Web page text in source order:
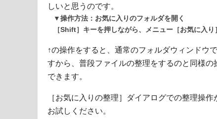
しいと思うのです。
▼操作方法：お気に入りのフォルダを開く
［Shift］キーを押しながら、メニュー［お気に入
↑の操作をすると、通常のフォルダウィンドウ
すから、普段ファイルの整理をするのと同様
できます。
［お気に入りの整理］ダイアログでの整理操
お試しください。